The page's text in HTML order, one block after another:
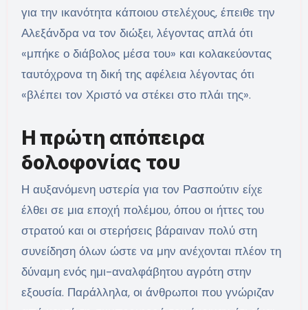
για την ικανότητα κάποιου στελέχους, έπειθε την
Αλεξάνδρα να τον διώξει, λέγοντας απλά ότι
«μπήκε ο διάβολος μέσα του» και κολακεύοντας
ταυτόχρονα τη δική της αφέλεια λέγοντας ότι
«βλέπει τον Χριστό να στέκει στο πλάι της».
Η πρώτη απόπειρα
δολοφονίας του
Η αυξανόμενη υστερία για τον Ρασπούτιν είχε
έλθει σε μια εποχή πολέμου, όπου οι ήττες του
στρατού και οι στερήσεις βάραιναν πολύ στη
συνείδηση όλων ώστε να μην ανέχονται πλέον τη
δύναμη ενός ημι-αναλφάβητου αγρότη στην
εξουσία. Παράλληλα, οι άνθρωποι που γνώριζαν